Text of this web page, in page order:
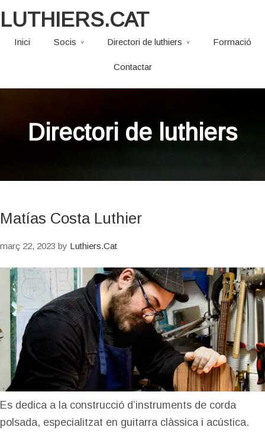
LUTHIERS.CAT
Inici Socis Directori de luthiers Formació
Contactar
Directori de luthiers
Matías Costa Luthier
març 22, 2023 by Luthiers.Cat
Es dedica a la construcció d’instruments de corda
polsada, especialitzat en guitarra clàssica i acústica.